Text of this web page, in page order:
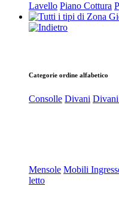
Lavello Piano Cottura
Categorie ordine alfabetico
Consolle Divani
Mensole Mobili
letto